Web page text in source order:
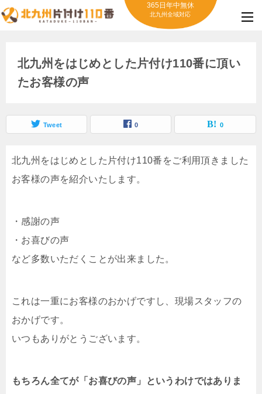
365日年中無休
北九州全域対応
北九州をはじめとした片付け110番に頂い
たお客様の声
Tweet 0 0
北九州をはじめとした片付け110番をご利用頂きました
お客様の声を紹介いたします。
・感謝の声
・お喜びの声
など多数いただくことが出来ました。
これは一重にお客様のおかげですし、現場スタッフの
おかげです。
いつもありがとうございます。
もちろん全てが「お喜びの声」というわけではありま